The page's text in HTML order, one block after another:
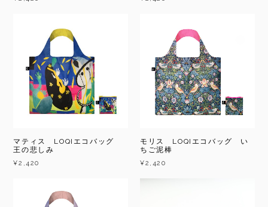
マティス LOQIエコバッグ
王の悲しみ
¥2,420
モリス LOQIエコバッグ い
ちご泥棒
¥2,420